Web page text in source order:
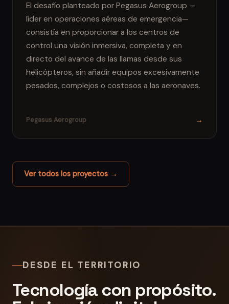
El desafío planteado por Pegasus Aerogroup —
líder en operaciones aéreas de emergencia—
consistía en proporcionar a los centros de
control una visión inmersiva, completa y en
directo del avance de las llamas desde sus
helicópteros, sin añadir equipos excesivamente
pesados, complejos o costosos a las aeronaves.
Pegasus Aerogroup →
Ver todos los proyectos →
DESDE EL TERRITORIO
Tecnología con propósito.